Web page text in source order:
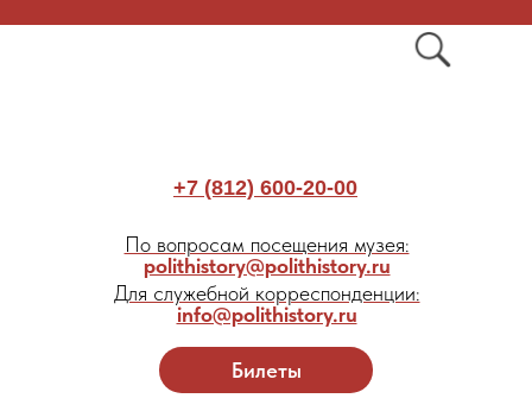
Билеты
+7 (812) 600-20-00
По вопросам посещения музея:
polithistory@polithistory.ru
Для служебной корреспонденции:
info@polithistory.ru